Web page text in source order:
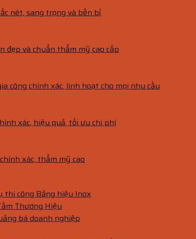
nét, sang trọng và bền bỉ
đẹp và chuẩn thẩm mỹ cao cấp
công chính xác, linh hoạt cho mọi nhu cầu
xác, hiệu quả, tối ưu chi phí
xác, thẩm mỹ cao
thi công Bảng hiệu Inox
Thương Hiệu
bá doanh nghiệp